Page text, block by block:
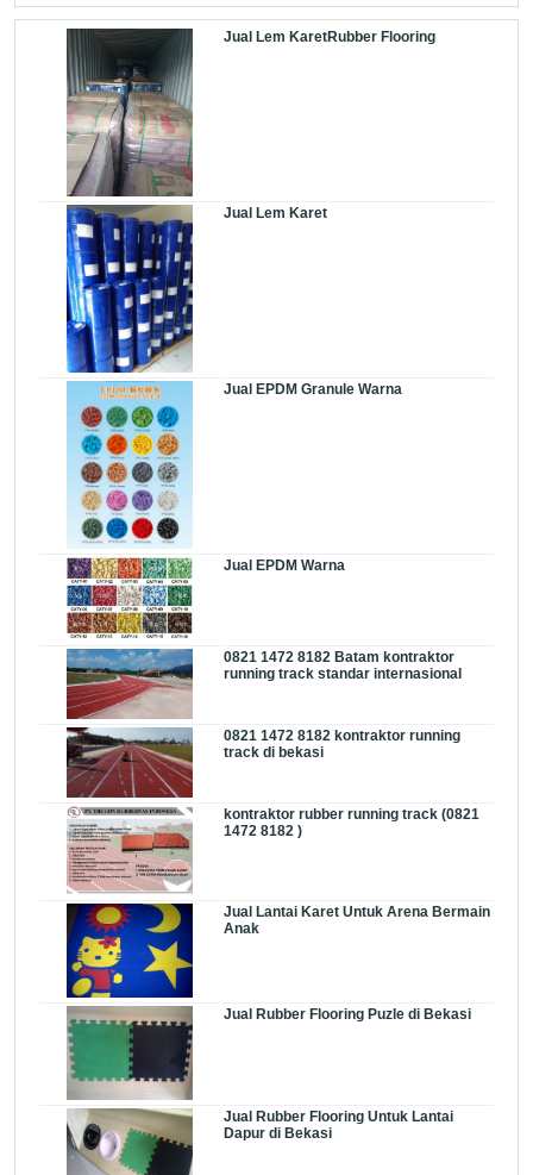
Jual Lem KaretRubber Flooring
Jual Lem Karet
Jual EPDM Granule Warna
Jual EPDM Warna
0821 1472 8182 Batam kontraktor
running track standar internasional
0821 1472 8182 kontraktor running
track di bekasi
kontraktor rubber running track (0821
1472 8182 )
Jual Lantai Karet Untuk Arena Bermain
Anak
Jual Rubber Flooring Puzle di Bekasi
Jual Rubber Flooring Untuk Lantai
Dapur di Bekasi